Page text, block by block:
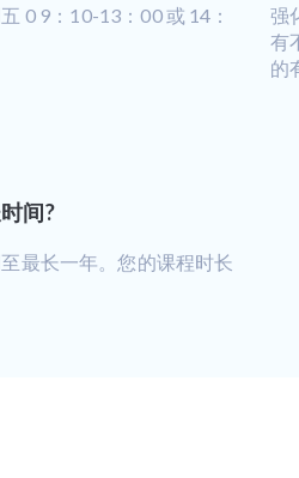
0 9：10-13：00 或 14：
强
有
的
间?
最长一年。您的课程时长